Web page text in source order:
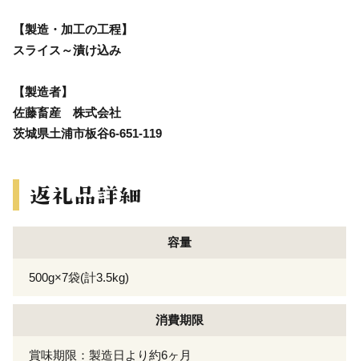
【製造・加工の工程】
スライス～漬け込み
【製造者】
佐藤畜産 株式会社
茨城県土浦市板谷6-651-119
容量
500g×7袋(計3.5kg)
消費期限
賞味期限：製造日より約6ヶ月